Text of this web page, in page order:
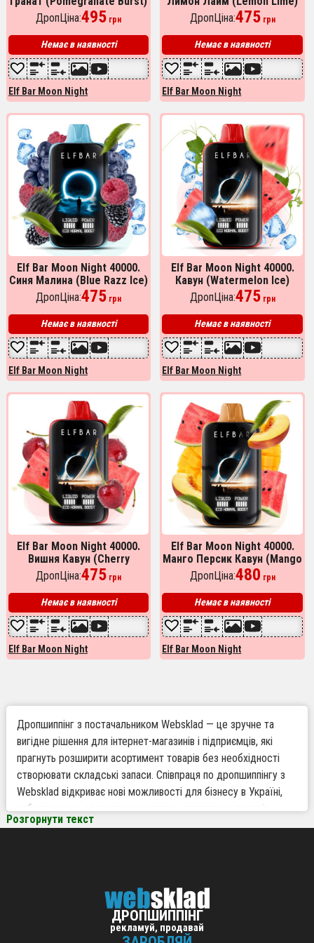
ДропЦіна:495 грн
Немає в наявності
Elf Bar Moon Night
ДропЦіна:475грн
Немає в наявності
Elf Bar Moon Night
Elf Bar Moon Night 40000.
Синя Малина (Blue Razz Ice)
ДропЦіна:475 грн
Немає в наявності
Elf Bar Moon Night
Elf Bar Moon Night 40000.
Кавун (Watermelon Ice)
ДропЦіна:475грн
Немає в наявності
Elf Bar Moon Night
Elf Bar Moon Night 40000.
Вишня Кавун (Cherry
Watermelon)
ДропЦіна:475 грн
Немає в наявності
Elf Bar Moon Night
Elf Bar Moon Night 40000.
Манго Персик Кавун (Mango
Peach Watermelon)
ДропЦіна:480 грн
Немає в наявності
Elf Bar Moon Night
Дропшиппінг з постачальником Websklad — це зручне та
вигідне рішення для інтернет-магазинів і підприємців, які
прагнуть розширити асортимент товарів без необхідності
створювати складські запаси. Співпраця по дропшиппінгу з
Websklad відкриває нові можливості для бізнесу в Україні,
забезпечуючи оперативну доставку популярних товарів,
таких як Elf Bar Moon Night, безпосередньо вашим покупцям.
Чому варто працювати по дропшиппінгу з
Розгорнути текст
ДРОПШИППІНГ
рекламуй, продавай